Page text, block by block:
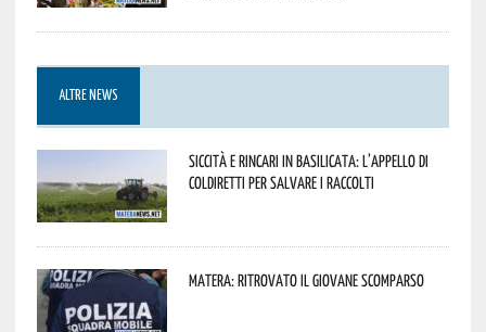
ALTRE NEWS
Siccità e rincari in Basilicata: l’appello di
Coldiretti per salvare i raccolti
Matera: ritrovato il giovane scomparso